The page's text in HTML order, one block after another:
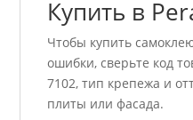
Купить в
Чтобы купить
ошибки, сверьте код
7102, тип крепежа и
плиты или фасада.